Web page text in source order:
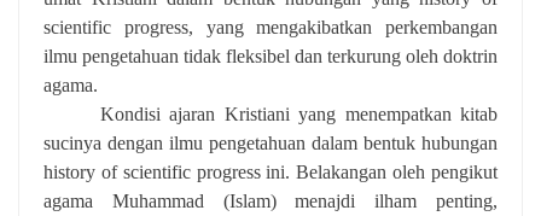
scientific progress, yang mengakibatkan perkembangan
ilmu pengetahuan tidak fleksibel dan terkurung oleh doktrin
agama.
Kondisi ajaran Kristiani yang menempatkan kitab
sucinya dengan ilmu pengetahuan dalam bentuk hubungan
history of scientific progress ini. Belakangan oleh pengikut
agama Muhammad (Islam) menajdi ilham penting,